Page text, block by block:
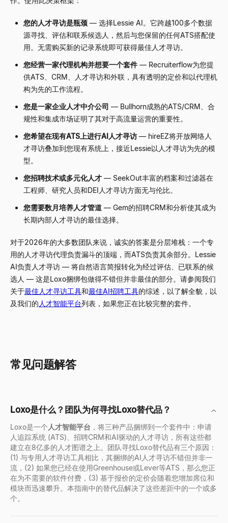
您的人才寻访是瓶颈 — 选择Lessie AI。它跨越100多个数据
源寻找、评估和联系候选人，然后与您保留的任何ATS搭配使
用。无需购买新的记录系统即可获得最佳人才寻访。
您经营一家代理机构并想要一个套件 — Recruiterflow为您提
供ATS、CRM、人才寻访和外联，具有透明的定价和以代理机
构为先的工作流程。
您是一家企业人才中介公司 — Bullhorn成熟的ATS/CRM、合
规性和集成市场证明了其对于高流量运营的重要性。
您希望在现有ATS上进行AI人才寻访 — hireEZ将开放网络人
才寻访叠加到您现有系统上，接近Lessie以人才寻访为先的模
型。
您招聘技术或多元化人才 — SeekOut丰富的档案和过滤器在
工程师、研究人员和DEI人才寻访方面无与伦比。
您需要数月培养人才管道 — Gem的招聘CRM和分析使其成为
长期内部人才寻访的最佳选择。
对于2026年的大多数团队来说，诚实的答案是分层堆栈：一个专
用的人才寻访代理负责漏斗的顶端，而ATS负责其余部分。Lessie
AI负责人才寻访 — 将自然语言简报转化为经过评估、已联系的候
选人 — 这是Loxo捆绑包做得不错但并非最佳的部分。请参阅我们
关于最佳人才寻访工具和最佳AI招聘工具的综述，以了解全貌，以
及我们的 人才智能平台列表，如果您正在比较完整的套件。
常见问题解答
Loxo是什么？团队为何寻找Loxo替代品？
Loxo是一个 人才智能平台 ，将三种产品捆绑到一个套件中：申请
人追踪系统 (ATS)、招聘CRM和AI驱动的人才寻访，所有这些都
建立在8亿多的人才图谱之上。团队寻找Loxo替代品有三个原因：
(1) 与专用人才寻访工具相比，其捆绑的AI人才寻访不错但并非一
流，(2) 如果您已经在使用Greenhouse或Lever等ATS，那么您正
在为不需要的软件付费，(3) 基于报价的定价会随着您增加席位和
模块而迅速攀升。本指南中的替代品解决了这些差距中的一个或多
个。